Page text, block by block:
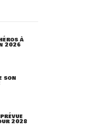
À
2026
SON
2028